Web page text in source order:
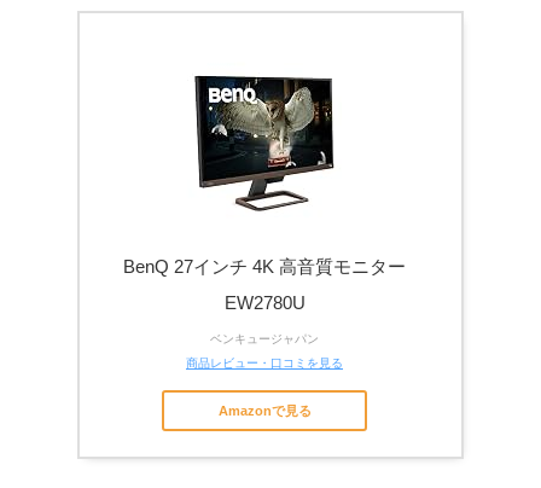
BenQ 27インチ 4K 高音質モニター
EW2780U
ベンキュージャパン
商品レビュー・口コミを見る
Amazonで見る